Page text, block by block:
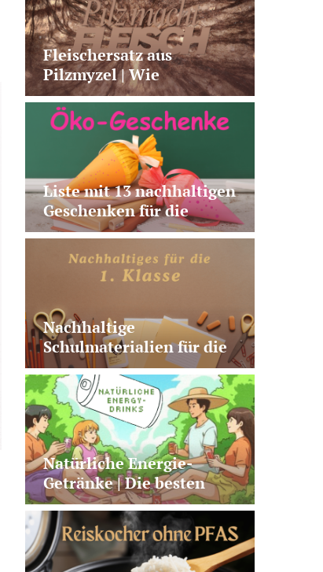
Fleischersatz aus
Pilzmyzel | Wie
Fermentation neue
Alternativen möglich
macht
Liste mit 13 nachhaltigen
Geschenken für die
Schultüte | plastikfrei,
vegan, nützlich, fairtrade
Nachhaltige
Schulmaterialien für die
1. Klasse | 10 sinnvolle
Produkte
Natürliche Energie-
Getränke | Die besten
Alternativen zu Kaffee +
klassischen Energy
Drinks